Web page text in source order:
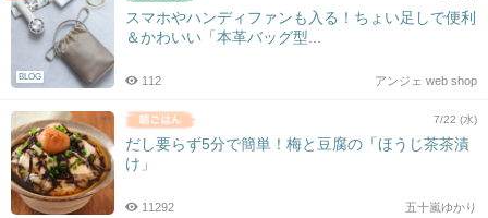
BLOG
スマホやハンディファンも入る！ちょい足しで便利
＆かわいい「本革バッグ型...
アンジェ web shop
112
7/22 (水)
だし要らず5分で簡単！梅と豆腐の「ほうじ茶茶漬
け」
五十嵐ゆかり
11292